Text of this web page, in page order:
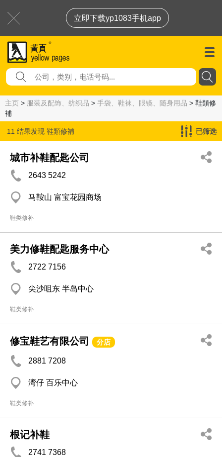
立即下载yp1083手机app
主页 > 服装及配饰、纺织品 > 手袋、鞋袜、眼镜、随身用品 > 鞋類修
補
11 结果发现 鞋類修補 已筛选
城市补鞋配匙公司
2643 5242
马鞍山 富宝花园商场
鞋类修补
美力修鞋配匙服务中心
2722 7156
尖沙咀东 半岛中心
鞋类修补
修宝鞋艺有限公司 分店
2881 7208
湾仔 百乐中心
鞋类修补
根记补鞋
2741 7368